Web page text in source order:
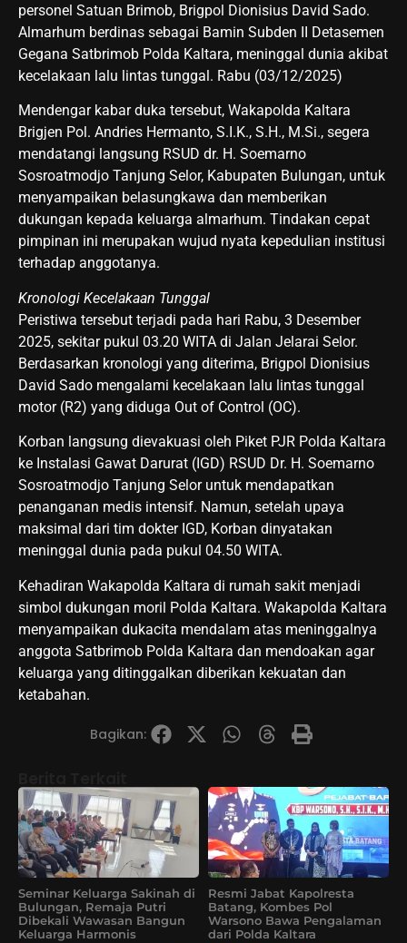
personel Satuan Brimob, Brigpol Dionisius David Sado.
Almarhum berdinas sebagai Bamin Subden II Detasemen
Gegana Satbrimob Polda Kaltara, meninggal dunia akibat
kecelakaan lalu lintas tunggal. Rabu (03/12/2025)
​Mendengar kabar duka tersebut, Wakapolda Kaltara
Brigjen Pol. Andries Hermanto, S.I.K., S.H., M.Si., segera
mendatangi langsung RSUD dr. H. Soemarno
Sosroatmodjo Tanjung Selor, Kabupaten Bulungan, untuk
menyampaikan belasungkawa dan memberikan
dukungan kepada keluarga almarhum. Tindakan cepat
pimpinan ini merupakan wujud nyata kepedulian institusi
terhadap anggotanya.
Kronologi Kecelakaan Tunggal
​Peristiwa tersebut terjadi pada hari Rabu, 3 Desember
2025, sekitar pukul 03.20 WITA di Jalan Jelarai Selor.
Berdasarkan kronologi yang diterima, Brigpol Dionisius
David Sado mengalami kecelakaan lalu lintas tunggal
motor (R2) yang diduga Out of Control (OC).
​Korban langsung dievakuasi oleh Piket PJR Polda Kaltara
ke Instalasi Gawat Darurat (IGD) RSUD Dr. H. Soemarno
Sosroatmodjo Tanjung Selor untuk mendapatkan
penanganan medis intensif. Namun, setelah upaya
maksimal dari tim dokter IGD, Korban dinyatakan
meninggal dunia pada pukul 04.50 WITA.
​Kehadiran Wakapolda Kaltara di rumah sakit menjadi
simbol dukungan moril Polda Kaltara. Wakapolda Kaltara
menyampaikan dukacita mendalam atas meninggalnya
anggota Satbrimob Polda Kaltara dan mendoakan agar
keluarga yang ditinggalkan diberikan kekuatan dan
ketabahan.
Bagikan:
Seminar Keluarga Sakinah di
Bulungan, Remaja Putri
Dibekali Wawasan Bangun
Keluarga Harmonis
Resmi Jabat Kapolresta
Batang, Kombes Pol
Warsono Bawa Pengalaman
dari Polda Kaltara